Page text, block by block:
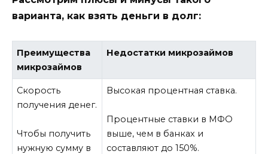
варианта, как взять деньги в долг:
Преимущества
микрозаймов
Недостатки микрозаймов
Скорость
получения денег.
Чтобы получить
нужную сумму в
Высокая процентная ставка.
Процентные ставки в МФО
выше, чем в банках и
составляют до 150%.